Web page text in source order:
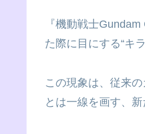
『機動戦士
た際に目にする“キ
この現象は、従来
とは一線を画す、